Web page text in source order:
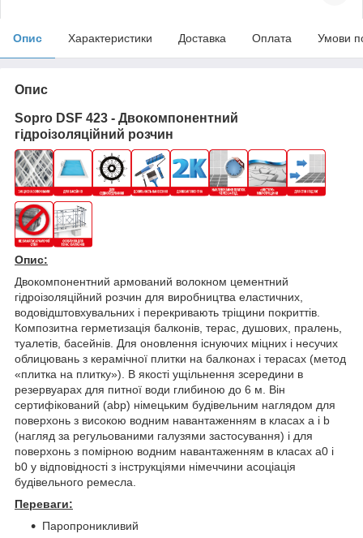
Опис Характеристики Доставка Оплата Умови
Опис
Sopro DSF 423 - Двокомпонентний
гідроізоляційний розчин
Опис:
Двокомпонентний армований волокном цементний
гідроізоляційний розчин для виробництва еластичних,
водовідштовхувальних і перекривають тріщини покриттів.
Композитна герметизація балконів, терас, душових, пралень,
туалетів, басейнів. Для оновлення існуючих міцних і несучих
облицювань з керамічної плитки на балконах і терасах (метод
«плитка на плитку»). В якості ущільнення зсередини в
резервуарах для питної води глибиною до 6 м. Він
сертифікований (abp) німецьким будівельним наглядом для
поверхонь з високою водним навантаженням в класах a і b
(нагляд за регульованими галузями застосування) і для
поверхонь з помірною водним навантаженням в класах a0 і
b0 у відповідності з інструкціями німеччини асоціація
будівельного ремесла.
Переваги:
Паропроникливий